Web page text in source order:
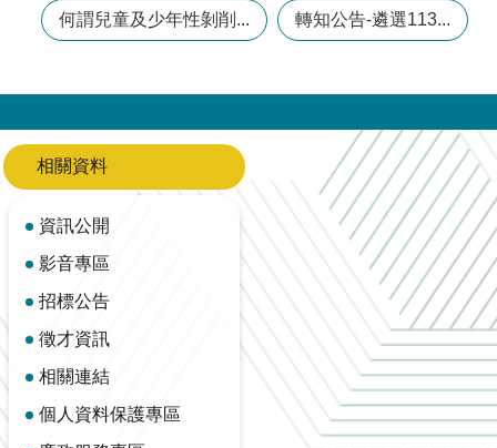
何謂兒童及少年性剝削... 轉知公告-遴選113...
相關資料
資訊公開
影音專區
招標公告
徵才資訊
相關連結
個人資料保護專區